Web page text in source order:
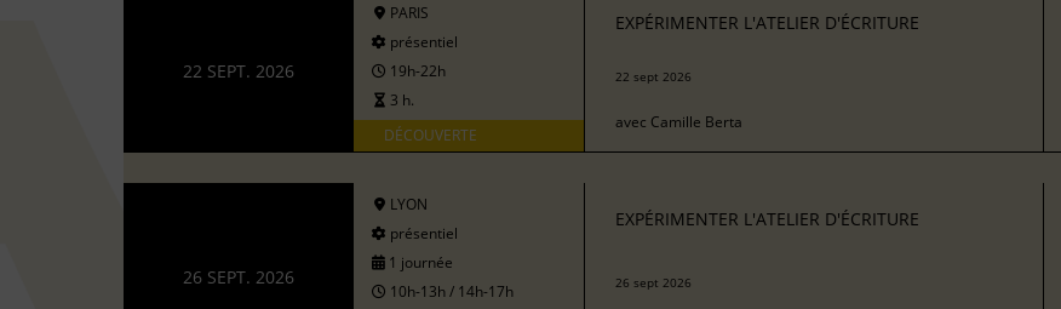
22 SEPT. 2026
PARIS
présentiel
19h-22h
3 h.
DÉCOUVERTE
EXPÉRIMENTER L'ATELIER D'ÉCRITURE
22 sept 2026
avec Camille Berta
26 SEPT. 2026
LYON
présentiel
1 journée
10h-13h / 14h-17h
EXPÉRIMENTER L'ATELIER D'ÉCRITURE
26 sept 2026